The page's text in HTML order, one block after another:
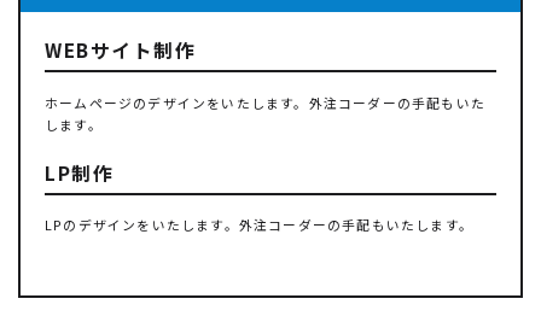
WEBサイト制作
ホームページのデザインをいたします。外注コーダーの手配もいた
します。
LP制作
LPのデザインをいたします。外注コーダーの手配もいたします。